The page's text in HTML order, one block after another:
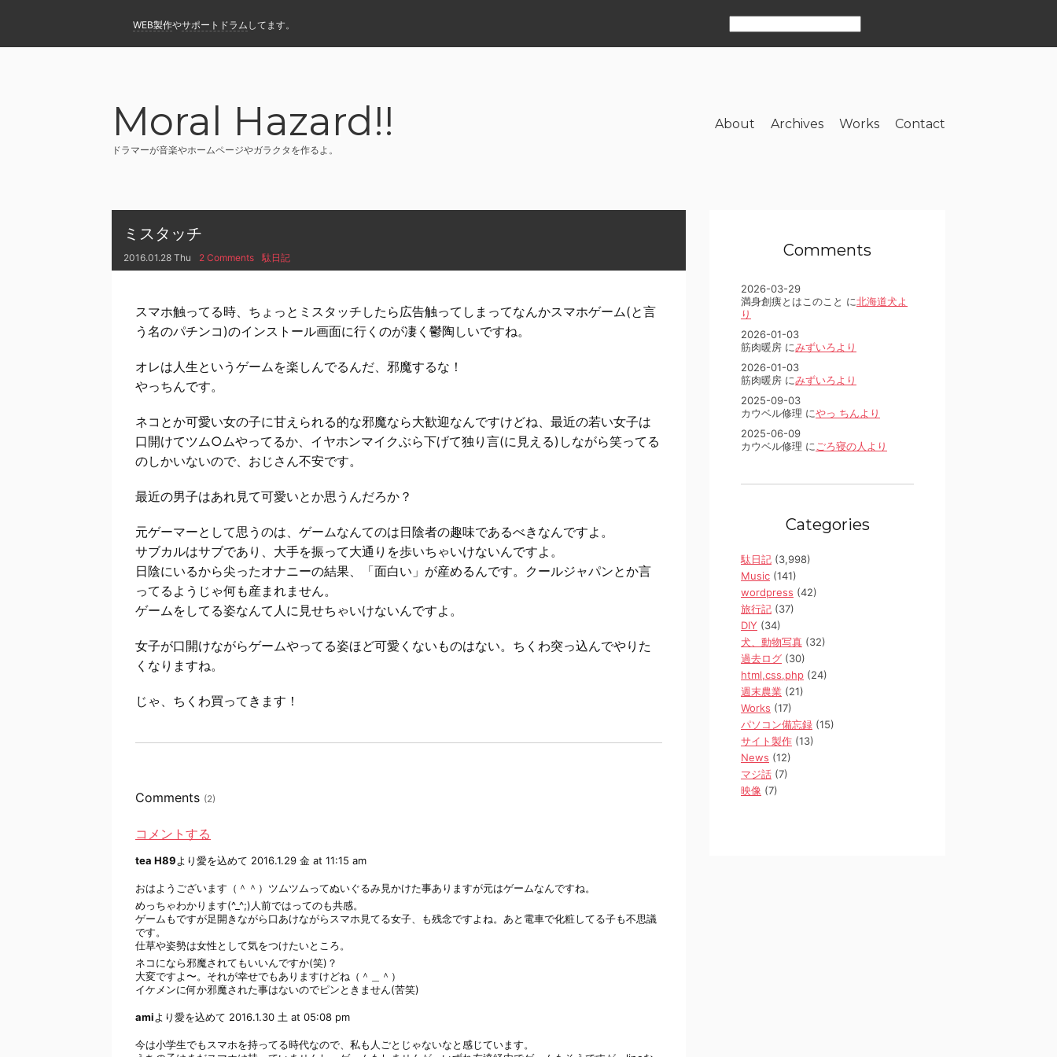
WEB製作やサポートドラム してます。
Moral Hazard!!
ドラマーが音楽やホームページやガラクタを作るよ。
About Archives Works Contact
ミスタッチ
2016.01.28 Thu 2 Comments 駄日記
スマホ触ってる時、ちょっとミスタッチしたら広告触ってしまってなんかスマホゲーム(と言
う名のパチンコ)のインストール画面に行くのが凄く鬱陶しいですね。
オレは人生というゲームを楽しんでるんだ、邪魔するな！
やっちんです。
ネコとか可愛い女の子に甘えられる的な邪魔なら大歓迎なんですけどね、最近の若い女子は
口開けてツム○ムやってるか、イヤホンマイクぶら下げて独り言(に見える)しながら笑ってる
のしかいないので、おじさん不安です。
最近の男子はあれ見て可愛いとか思うんだろか？
元ゲーマーとして思うのは、ゲームなんてのは日陰者の趣味であるべきなんですよ。
サブカルはサブであり、大手を振って大通りを歩いちゃいけないんですよ。
日陰にいるから尖ったオナニーの結果、「面白い」が産めるんです。クールジャパンとか言
ってるようじゃ何も産まれません。
ゲームをしてる姿なんて人に見せちゃいけないんですよ。
女子が口開けながらゲームやってる姿ほど可愛くないものはない。ちくわ突っ込んでやりた
くなりますね。
じゃ、ちくわ買ってきます！
Comments (2)
コメントする
tea H89より愛を込めて 2016.1.29 金 at 11:15 am
おはようございます（＾＾）ツムツムってぬいぐるみ見かけた事ありますが元はゲームなんですね。
めっちゃわかります(^_^;)人前ではってのも共感。
ゲームもですが足開きながら口あけながらスマホ見てる女子、も残念ですよね。あと電車で化粧してる子も不思議
です。
仕草や姿勢は女性として気をつけたいところ。
ネコになら邪魔されてもいいんですか(笑)？
大変ですよ〜。それが幸せでもありますけどね（＾＿＾）
イケメンに何か邪魔された事はないのでピンときません(苦笑)
amiより愛を込めて 2016.1.30 土 at 05:08 pm
今は小学生でもスマホを持ってる時代なので、私も人ごとじゃないなと感じています。
Comments
2026-03-29
満身創痍とはこのこと に北海道犬よ
り
2026-01-03
筋肉暖房 にみずいろより
2026-01-03
筋肉暖房 にみずいろより
2025-09-03
カウベル修理 にやっ ちんより
2025-06-09
カウベル修理 に ごろ寝の人より
Categories
駄日記 (3,998)
Music (141)
wordpress (42)
旅行記 (37)
DIY (34)
犬、動物写真 (32)
過去ログ (30)
html,css,php (24)
週末農業 (21)
Works (17)
パソコン備忘録 (15)
サイト製作 (13)
News (12)
マジ話 (7)
映像 (7)